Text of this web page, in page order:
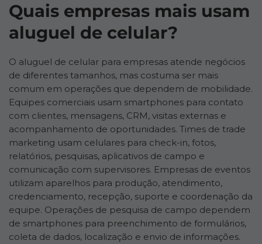
Quais empresas mais usam
aluguel de celular?
O aluguel de celular para empresas atende negócios
de diferentes tamanhos, mas costuma ser mais
comum em operações que dependem de mobilidade.
Equipes comerciais usam smartphones para contato
com clientes, mensagens, CRM, visitas externas e
acompanhamento de oportunidades. Times de trade
marketing usam celulares para check-in, fotos,
relatórios, pesquisas, aplicativos de campo e
comunicação com supervisores. Empresas de eventos
utilizam aparelhos para produção, atendimento,
credenciamento, recepção, suporte e coordenação da
equipe. Operações de pesquisa de campo dependem
de smartphones para preenchimento de formulários,
coleta de dados, localização e envio de informações.